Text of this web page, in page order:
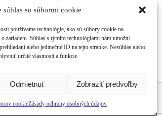
súhlas so súbormi cookie
používame technológie, ako sú súbory cookie na
zariadení. Súhlas s týmito technológiami nám umožní
alebo jedinečné ID na tejto stránke. Nesúhlas alebo
určité vlastnosti a funkcie.
Odmietnuť Zobraziť predvoľby
cookieZásady ochrany osobných údajov